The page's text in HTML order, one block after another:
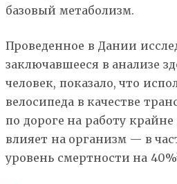
базовый метаболизм.
Проведенное в Дании
заключавшееся в анализе
человек, показало, что
велосипеда в качестве
по дороге на работу
влияет на организм — в
уровень смертности на